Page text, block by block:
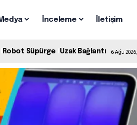
İnceleme İletişim
Robot Süpürge Uzak Bağlantı 6 Ağu